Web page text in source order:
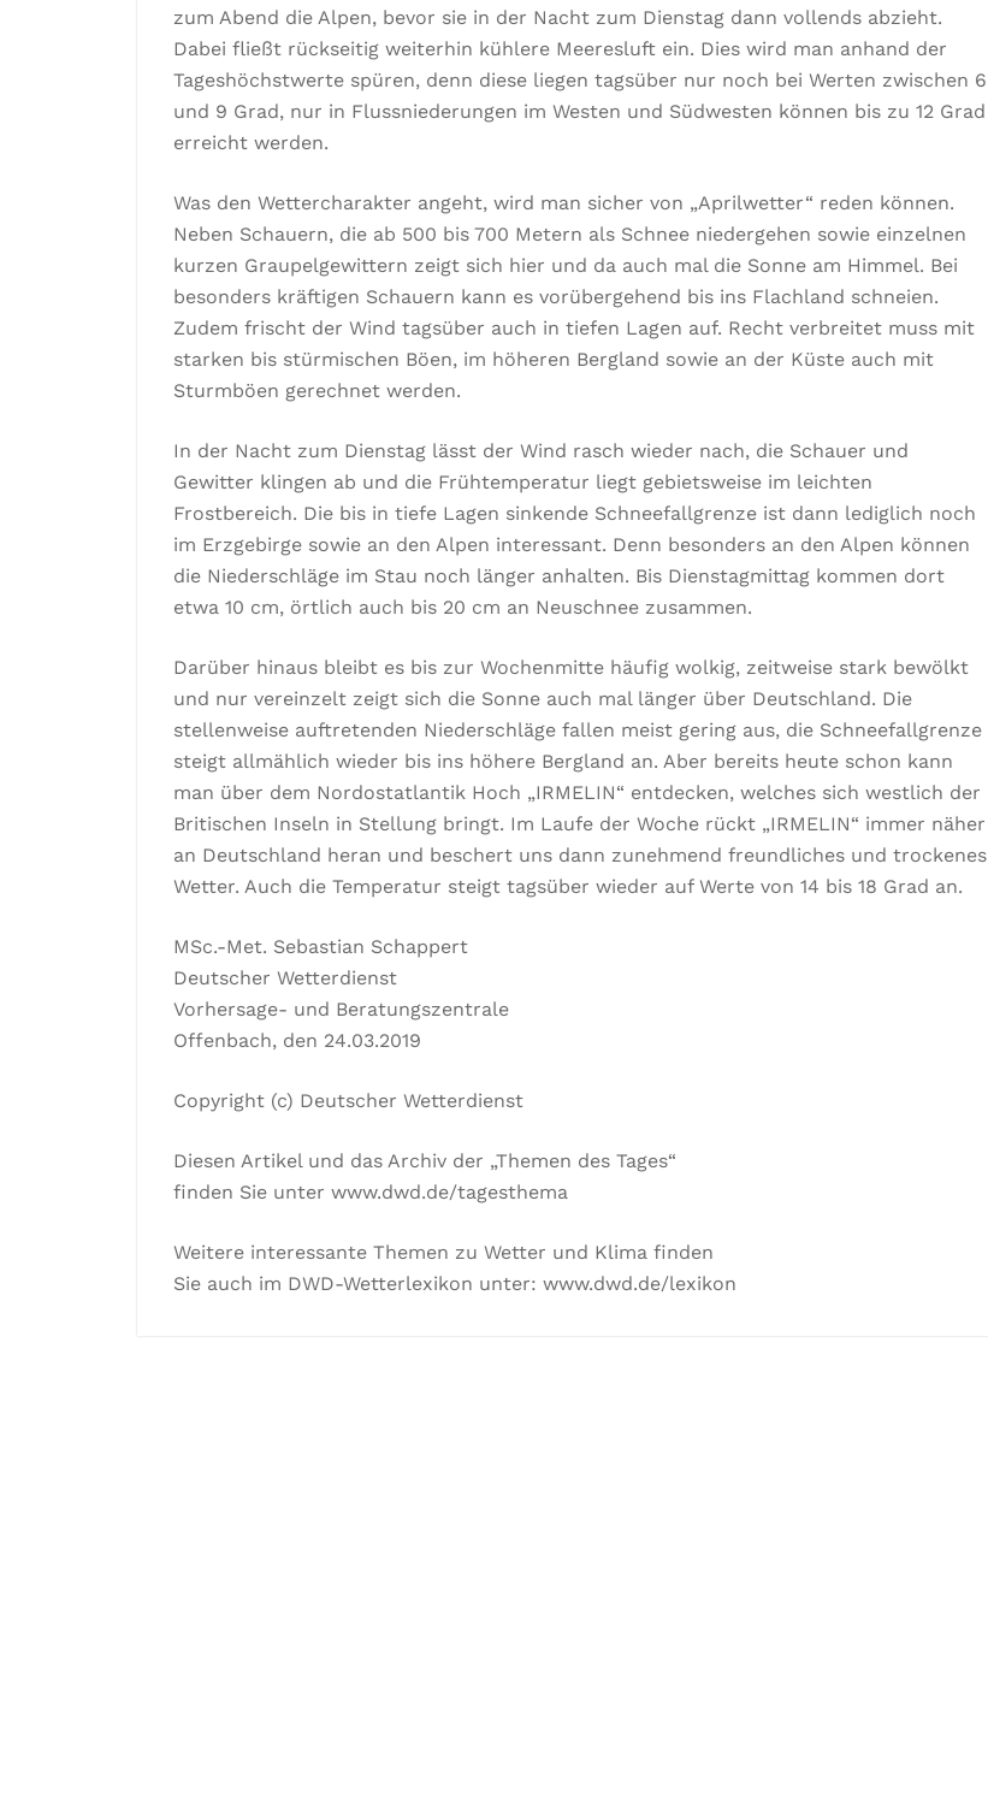
zum Abend die Alpen, bevor sie in der Nacht zum Dienstag dann vollends abzieht.
Dabei fließt rückseitig weiterhin kühlere Meeresluft ein. Dies wird man anhand der
Tageshöchstwerte spüren, denn diese liegen tagsüber nur noch bei Werten zwischen 6
und 9 Grad, nur in Flussniederungen im Westen und Südwesten können bis zu 12 Grad
erreicht werden.
Was den Wettercharakter angeht, wird man sicher von „Aprilwetter“ reden können.
Neben Schauern, die ab 500 bis 700 Metern als Schnee niedergehen sowie einzelnen
kurzen Graupelgewittern zeigt sich hier und da auch mal die Sonne am Himmel. Bei
besonders kräftigen Schauern kann es vorübergehend bis ins Flachland schneien.
Zudem frischt der Wind tagsüber auch in tiefen Lagen auf. Recht verbreitet muss mit
starken bis stürmischen Böen, im höheren Bergland sowie an der Küste auch mit
Sturmböen gerechnet werden.
In der Nacht zum Dienstag lässt der Wind rasch wieder nach, die Schauer und
Gewitter klingen ab und die Frühtemperatur liegt gebietsweise im leichten
Frostbereich. Die bis in tiefe Lagen sinkende Schneefallgrenze ist dann lediglich noch
im Erzgebirge sowie an den Alpen interessant. Denn besonders an den Alpen können
die Niederschläge im Stau noch länger anhalten. Bis Dienstagmittag kommen dort
etwa 10 cm, örtlich auch bis 20 cm an Neuschnee zusammen.
Darüber hinaus bleibt es bis zur Wochenmitte häufig wolkig, zeitweise stark bewölkt
und nur vereinzelt zeigt sich die Sonne auch mal länger über Deutschland. Die
stellenweise auftretenden Niederschläge fallen meist gering aus, die Schneefallgrenze
steigt allmählich wieder bis ins höhere Bergland an. Aber bereits heute schon kann
man über dem Nordostatlantik Hoch „IRMELIN“ entdecken, welches sich westlich der
Britischen Inseln in Stellung bringt. Im Laufe der Woche rückt „IRMELIN“ immer näher
an Deutschland heran und beschert uns dann zunehmend freundliches und trockenes
Wetter. Auch die Temperatur steigt tagsüber wieder auf Werte von 14 bis 18 Grad an.
MSc.-Met. Sebastian Schappert
Deutscher Wetterdienst
Vorhersage- und Beratungszentrale
Offenbach, den 24.03.2019
Copyright (c) Deutscher Wetterdienst
Diesen Artikel und das Archiv der „Themen des Tages“
finden Sie unter www.dwd.de/tagesthema
Weitere interessante Themen zu Wetter und Klima finden
Sie auch im DWD-Wetterlexikon unter: www.dwd.de/lexikon